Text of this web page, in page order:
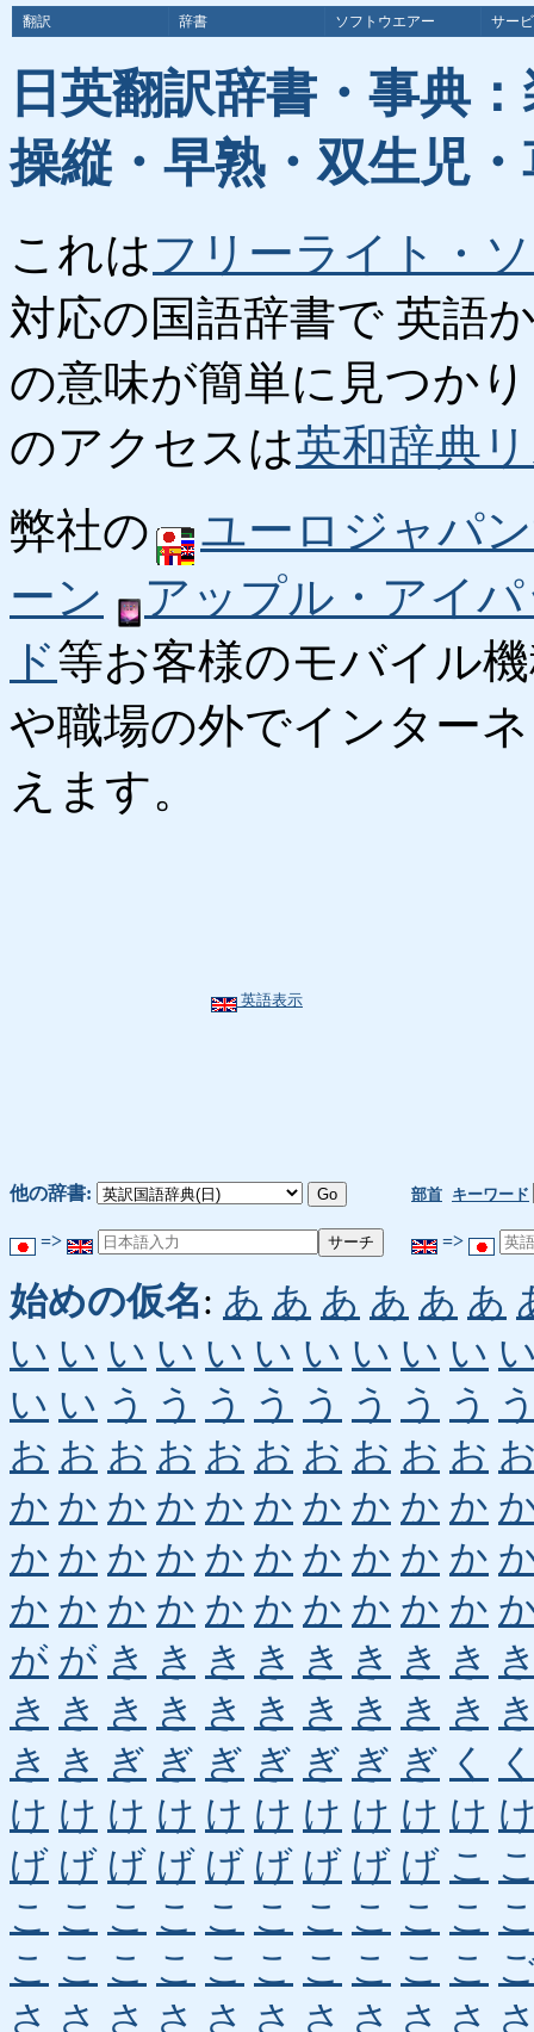
翻訳 辞書 ソフトウエアー サー
日英翻訳辞書・事典
操縦・早熟・双生児
これはフリーライト・
対応の国語辞書で 英語
の意味が簡単に見つか
のアクセスは英和辞典
弊社の
ユーロジャパ
ーン
アップル・アイ
ド等お客様のモバイル
や職場の外でインター
えます。
英語表示
他の辞書: 部首 キーワード
=> =>
始めの仮名: あ あ あ あ あ あ
い い い い い い い い い い
い い う う う う う う う う
お お お お お お お お お お
か か か か か か か か か か
か か か か か か か か か か
か か か か か か か か か か
が が き き き き き き き き
き き き き き き き き き き
き き ぎ ぎ ぎ ぎ ぎ ぎ ぎ く
け け け け け け け け け け
げ げ げ げ げ げ げ げ げ こ
こ こ こ こ こ こ こ こ こ こ
こ こ こ こ こ こ こ こ こ こ
さ さ さ さ さ さ さ さ さ さ